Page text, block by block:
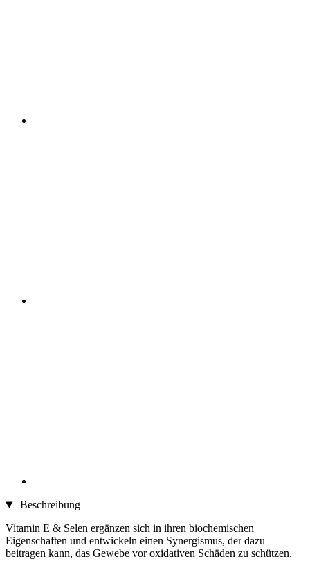
Beschreibung
Vitamin E & Selen ergänzen sich in ihren biochemischen
Eigenschaften und entwickeln einen Synergismus, der dazu
beitragen kann, das Gewebe vor oxidativen Schäden zu schützen.